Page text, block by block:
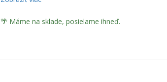
🌴 Máme na sklade, posielame ihneď.